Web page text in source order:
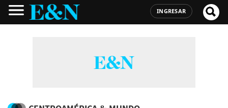
INGRESAR